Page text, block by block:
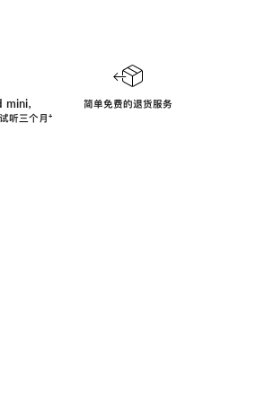
，
听三个月脚
⁺
简单免费的退货服务